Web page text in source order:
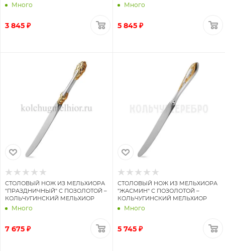
Много
3 845 ₽
Много
5 845 ₽
СТОЛОВЫЙ НОЖ ИЗ МЕЛЬХИОРА
"ПРАЗДНИЧНЫЙ" С ПОЗОЛОТОЙ –
КОЛЬЧУГИНСКИЙ МЕЛЬХИОР
Много
7 675 ₽
СТОЛОВЫЙ НОЖ ИЗ МЕЛЬХИОРА
"ЖАСМИН" С ПОЗОЛОТОЙ –
КОЛЬЧУГИНСКИЙ МЕЛЬХИОР
Много
5 745 ₽